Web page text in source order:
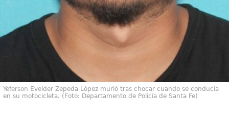
Yeferson Evelder Zepeda López murió tras chocar cuando se conducía
en su motocicleta. (Foto: Departamento de Policía de Santa Fe)